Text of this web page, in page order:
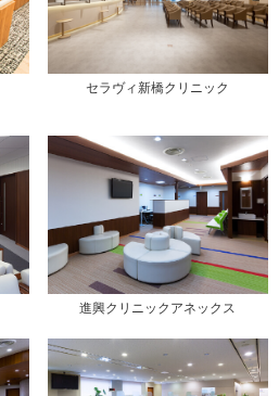
セラヴィ新橋クリニック
進興クリニックアネックス